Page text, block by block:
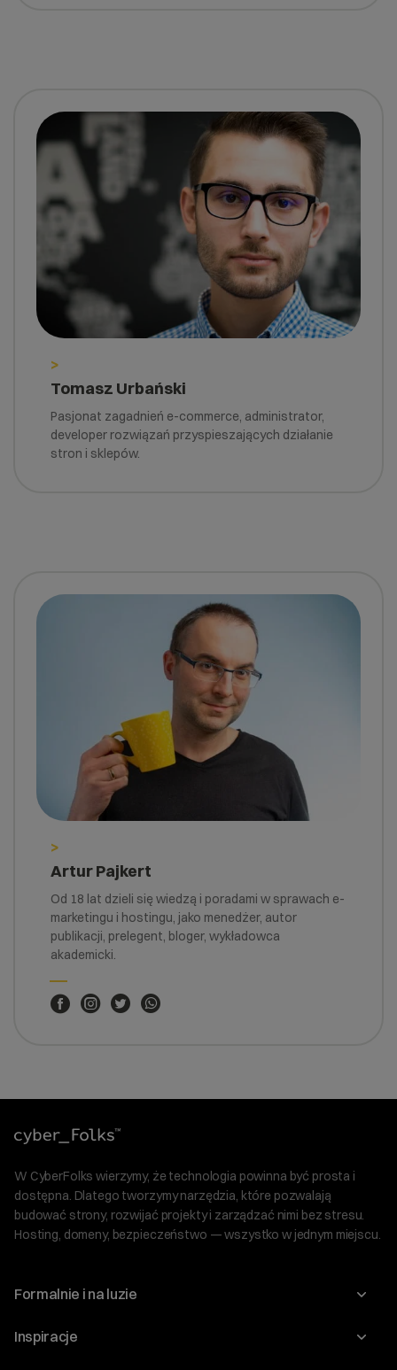
>
Tomasz Urbański
Pasjonat zagadnień e-commerce, administrator,
developer rozwiązań przyspieszających działanie
stron i sklepów.
>
Artur Pajkert
Od 18 lat dzieli się wiedzą i poradami w sprawach e-
marketingu i hostingu, jako menedżer, autor
publikacji, prelegent, bloger, wykładowca
akademicki.
W CyberFolks wierzymy, że technologia powinna być prosta i
dostępna. Dlatego tworzymy narzędzia, które pozwalają
budować strony, rozwijać projekty i zarządzać nimi bez stresu.
Hosting, domeny, bezpieczeństwo — wszystko w jednym miejscu.
Formalnie i na luzie
O nas
Inspiracje